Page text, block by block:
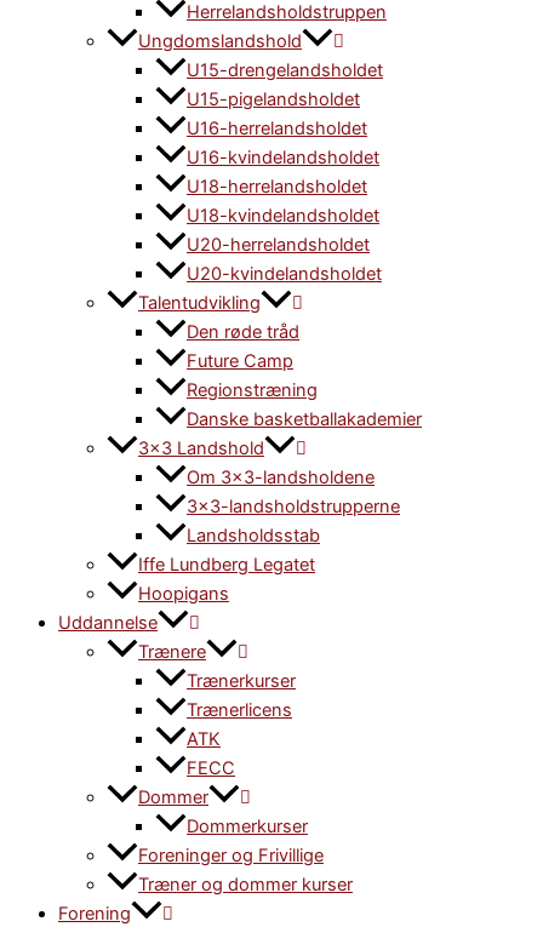
Herrelandsholdstruppen
Ungdomslandshold
U15-drengelandsholdet
U15-pigelandsholdet
U16-herrelandsholdet
U16-kvindelandsholdet
U18-herrelandsholdet
U18-kvindelandsholdet
U20-herrelandsholdet
U20-kvindelandsholdet
Talentudvikling
Den røde tråd
Future Camp
Regionstræning
Danske basketballakademier
3×3 Landshold
Om 3×3-landsholdene
3×3-landsholdstrupperne
Landsholdsstab
Iffe Lundberg Legatet
Hoopigans
Uddannelse
Trænere
Trænerkurser
Trænerlicens
ATK
FECC
Dommer
Dommerkurser
Foreninger og Frivillige
Træner og dommer kurser
Forening